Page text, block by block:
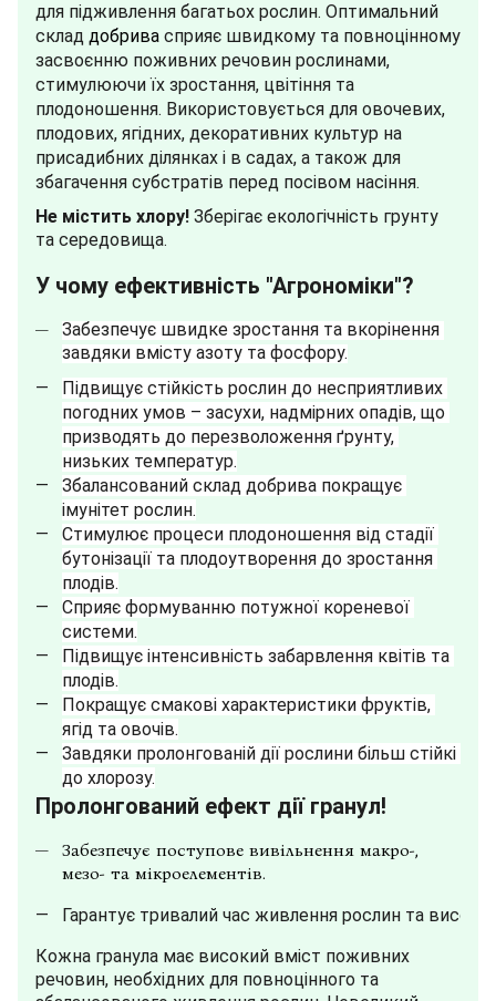
для підживлення багатьох рослин. Оптимальний
склад добрива сприяє швидкому та повноцінному
засвоєнню поживних речовин рослинами,
стимулюючи їх зростання, цвітіння та
плодоношення. Використовується для овочевих,
плодових, ягідних, декоративних культур на
присадибних ділянках і в садах, а також для
збагачення субстратів перед посівом насіння.
Не містить хлору! Зберігає екологічність грунту
та середовища.
У чому ефективність "Агрономіки"?
Забезпечує швидке зростання та вкорінення
завдяки вмісту азоту та фосфору.
Підвищує стійкість рослин до несприятливих
погодних умов – засухи, надмірних опадів, що
призводять до перезволоження ґрунту,
низьких температур.
Збалансований склад добрива покращує
імунітет рослин.
Стимулює процеси плодоношення від стадії
бутонізації та плодоутворення до зростання
плодів.
Сприяє формуванню потужної кореневої
системи.
Підвищує інтенсивність забарвлення квітів та
плодів.
Покращує смакові характеристики фруктів,
ягід та овочів.
Завдяки пролонгованій дії рослини більш стійкі
до хлорозу.
Пролонгований ефект дії гранул!
Забезпечує поступове вивільнення макро-,
мезо- та мікроелементів.
Гарантує тривалий час живлення рослин та
Кожна гранула має високий вміст поживних
речовин, необхідних для повноцінного та